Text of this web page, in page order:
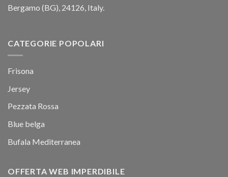
Bergamo (BG), 24126, Italy.
CATEGORIE POPOLARI
Frisona
Jersey
Pezzata Rossa
Blue belga
Bufala Mediterranea
OFFERTA WEB IMPERDIBILE